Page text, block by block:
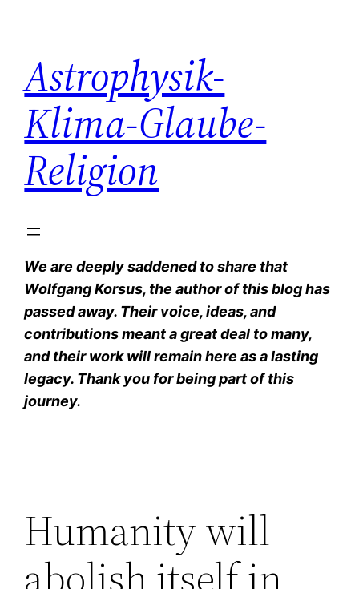
springen
Astrophysik-
Klima-Glaube-
Religion
We are deeply saddened to share that
Wolfgang Korsus, the author of this blog has
passed away. Their voice, ideas, and
contributions meant a great deal to many,
and their work will remain here as a lasting
legacy. Thank you for being part of this
journey.
Humanity will
abolish itself in